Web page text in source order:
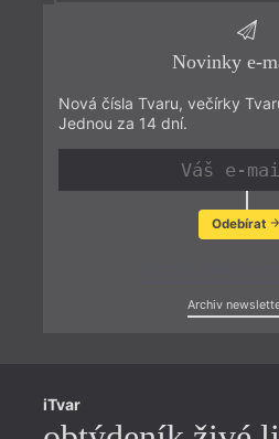
Novinky e-
Nová čísla Tvaru, večírky
Jednou za 14 dní.
Odebírat
Archiv
iTvar